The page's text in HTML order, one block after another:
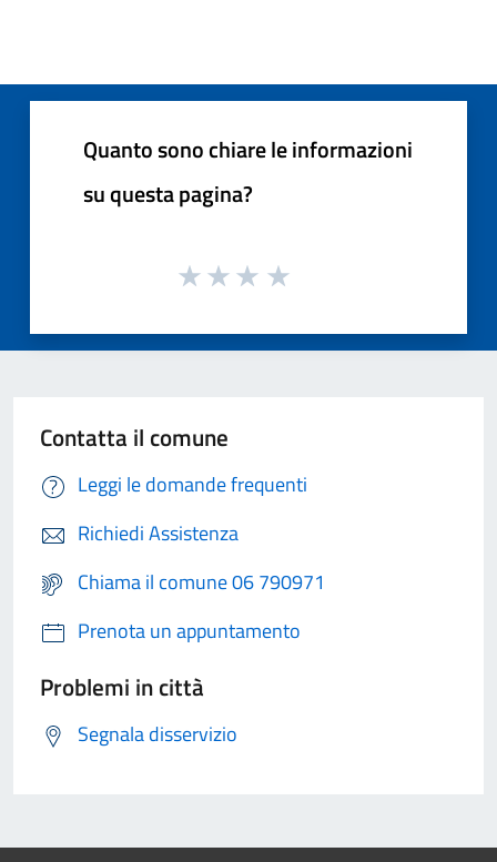
Quanto sono chiare le informazioni
su questa pagina?
Contatta il comune
Leggi le domande frequenti
Richiedi Assistenza
Chiama il comune 06 790971
Prenota un appuntamento
Problemi in città
Segnala disservizio